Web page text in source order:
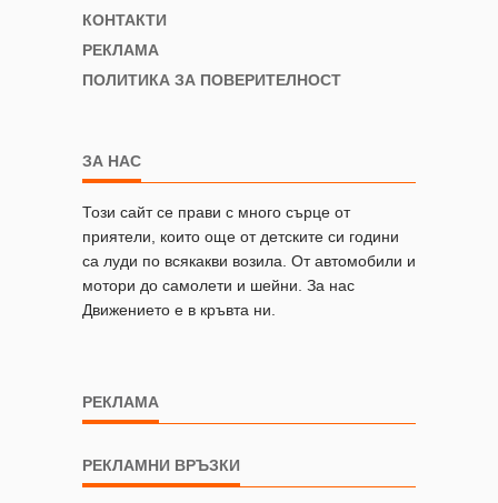
КОНТАКТИ
РЕКЛАМА
ПОЛИТИКА ЗА ПОВЕРИТЕЛНОСТ
ЗА НАС
Този сайт се прави с много сърце от
приятели, които още от детските си години
са луди по всякакви возила. От автомобили и
мотори до самолети и шейни. За нас
Движението е в кръвта ни.
РЕКЛАМА
РЕКЛАМНИ ВРЪЗКИ